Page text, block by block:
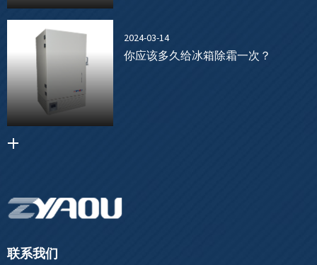
2024-03-14
你应该多久给冰箱除霜一次？
联系我们